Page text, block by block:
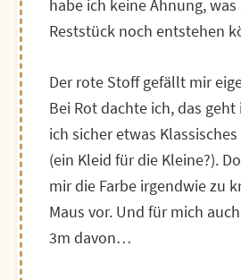
habe ich keine Ahnung,
Reststück noch entstehen
Der rote Stoff gefällt mir
Bei Rot dachte ich, das
ich sicher etwas
(ein Kleid für die Kleine?).
mir die Farbe irgendwie zu
Maus vor. Und für mich
3m davon…